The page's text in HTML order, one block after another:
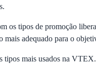
os tipos de promoção
mais adequado para o
tipos mais usados na